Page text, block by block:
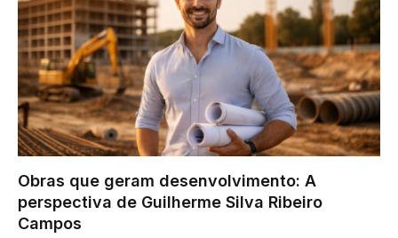
Obras que geram desenvolvimento: A
perspectiva de Guilherme Silva Ribeiro
Campos